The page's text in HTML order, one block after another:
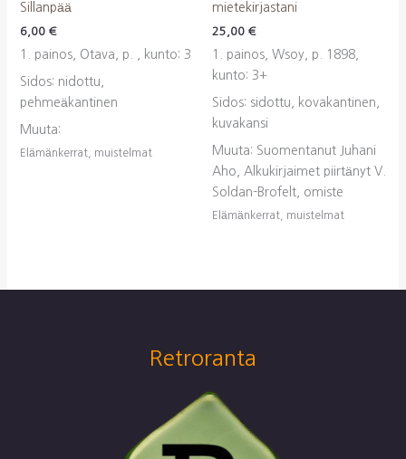
Sillanpää
6,00 €
1. painos, Otava, p. , kunto: 3
Sidos: nidottu,
pehmeäkantinen
Muuta:
Elämänkerrat, muistelmat
mietekirjastani
25,00 €
1. painos, Wsoy, p. 1898,
kunto: 3+
Sidos: sidottu, kovakantinen,
kuvakansi
Muuta: Suomentanut Juhani
Aho, Alkukirjaimet piirtänyt V.
Soldan-Brofelt, omiste
Elämänkerrat, muistelmat
Retroranta